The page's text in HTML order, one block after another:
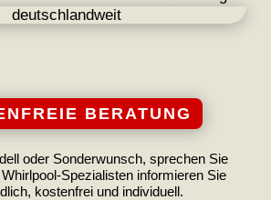
BERATUNG
oder Sonderwunsch, sprechen Sie
Spezialisten informieren Sie
kostenfrei und individuell.